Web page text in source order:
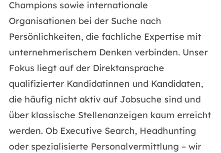
Champions sowie internationale
Organisationen bei der Suche nach
Persönlichkeiten, die fachliche Expertise mit
unternehmerischem Denken verbinden. Unser
Fokus liegt auf der Direktansprache
qualifizierter Kandidatinnen und Kandidaten,
die häufig nicht aktiv auf Jobsuche sind und
über klassische Stellenanzeigen kaum erreicht
werden. Ob Executive Search, Headhunting
oder spezialisierte Personalvermittlung – wir